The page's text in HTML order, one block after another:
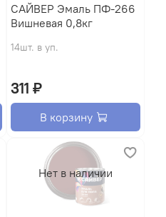
САЙВЕР Эмаль ПФ-266
Вишневая 0,8кг
14шт. в уп.
311 ₽
В корзину
Нет в наличии